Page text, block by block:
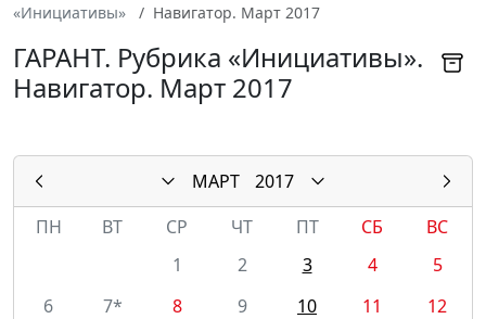
«Инициативы»
Навигатор. Март 2017
ГАРАНТ. Рубрика «Инициативы».
Навигатор. Март 2017
МАРТ
2017
ПН
ВТ СР ЧТ ПТ СБ
ВС
1
2 3 4
5
6
7* 8 9 10 11
12